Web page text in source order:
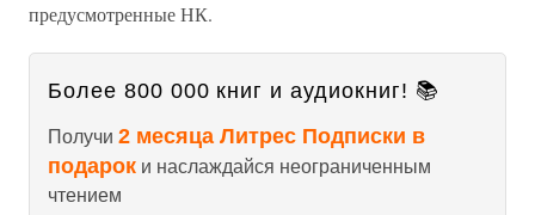
предусмотренные НК.
Более 800 000 книг и аудиокниг! 📚
Получи 2 месяца Литрес Подписки в
подарок и наслаждайся неограниченным
чтением